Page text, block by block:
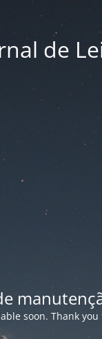
de
soon. Thank